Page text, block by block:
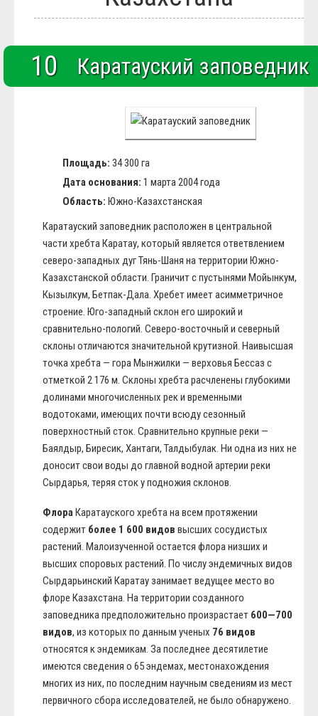
Полезное
Города и страны
Вооружение
Люди
Спорт
10 Каратауский заповедник
Площадь: 34 300 га
Дата основания: 1 марта 2004 года
Область: Южно-Казахстанская
Каратауский заповедник расположен в центральной
части хребта Каратау, который является ответвлением
северо-западных дуг Тянь-Шаня на территории Южно-
Казахстанской области. Граничит с пустынями Мойынкум,
Кызылкум, Бетпак-Дала. Хребет имеет асимметричное
строение. Юго-западный склон его широкий и
сравнительно-пологий. Северо-восточный и северный
склоны отличаются значительной крутизной. Наивысшая
точка хребта — гора Мынжилки — верховья Бессаз с
отметкой 2 176 м. Склоны хребта расчленены глубокими
долинами многочисленных рек и временными
водотоками, имеющих почти всюду сезонный
поверхностный сток. Сравнительно крупные реки —
Баялдыр, Биресик, Хантаги, Талдыбулак. Ни одна из них не
доносит свои воды до главной водной артерии реки
Сырдарья, теряя сток у подножия склонов.
ФлораКаратауского хребта на всем протяжении
содержит более 1 600 видов высших сосудистых
растений. Малоизученной остается флора низших и
высших споровых растений. По числу эндемичных видов
Сырдарьинский Каратау занимает ведущее место во
флоре Казахстана. На территории созданного
заповедника предположительно произрастает 600—700
видов, из которых по данным ученых 76 видов
относятся к эндемикам. За последнее десятилетие
имеются сведения о 65 эндемах, местонахождения
многих из них, по последним научным сведениям из мест
первичного сбора исследователей, не было обнаружено.